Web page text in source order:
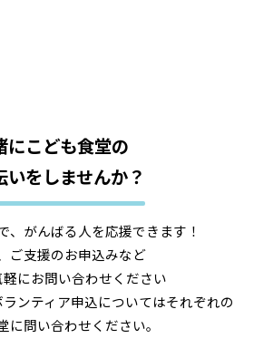
にこども食堂の
いをしませんか？
、がんばる人を応援できます！
ご支援のお申込みなど
軽にお問い合わせください
ンティア申込についてはそれぞれの
に問い合わせください。